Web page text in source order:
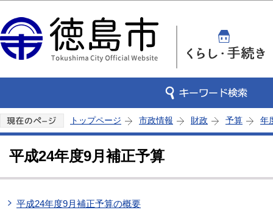
トップページ 市政情報 財政 予算 年
平成24年度9月補正予算
平成24年度9月補正予算の概要